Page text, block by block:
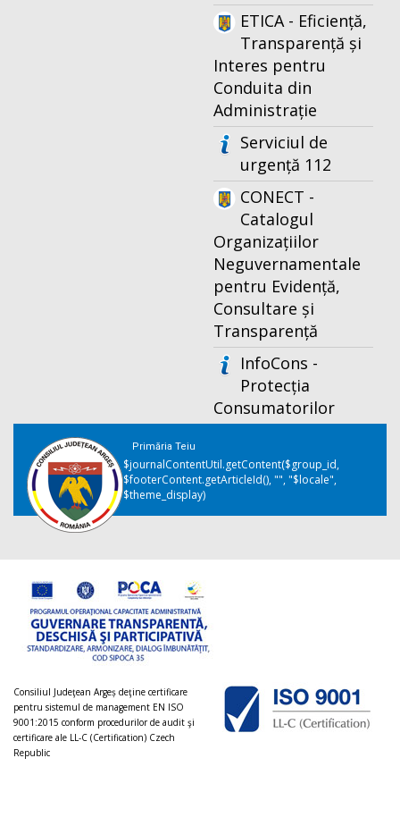
ETICA - Eficiență,
Transparență și
Interes pentru
Conduita din
Administrație
Serviciul de
urgență 112
CONECT -
Catalogul
Organizațiilor
Neguvernamentale
pentru Evidență,
Consultare și
Transparență
InfoCons -
Protecția
Consumatorilor
Primăria Teiu
$journalContentUtil.getContent($group_id,
$footerContent.getArticleId(), "", "$locale",
$theme_display)
Consiliul Judeţean Argeș deţine certificare
pentru sistemul de management EN ISO
9001:2015 conform procedurilor de audit şi
certificare ale LL-C (Certification) Czech
Republic